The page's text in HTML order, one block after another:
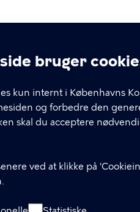
bruger
kun internt i Københavns
og forbedre den
skal du acceptere
ved at klikke på